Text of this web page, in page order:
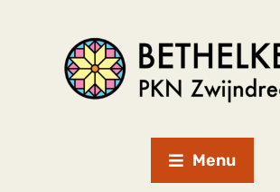
Menu